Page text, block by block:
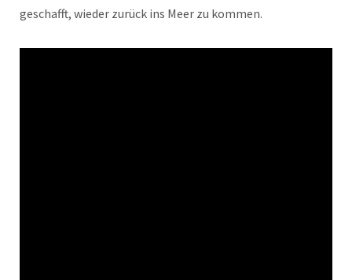
geschafft, wieder zurück ins Meer zu kommen.